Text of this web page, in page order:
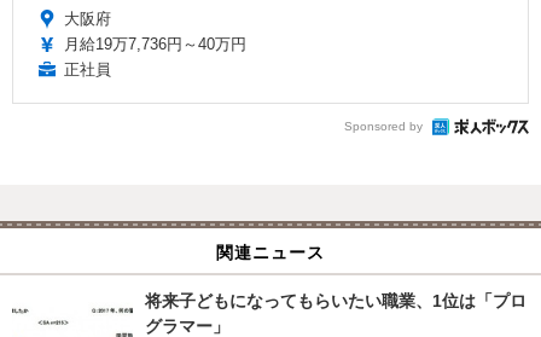
大阪府
月給19万7,736円～40万円
正社員
Sponsored by
関連ニュース
将来子どもになってもらいたい職業、1位は「プロ
グラマー」